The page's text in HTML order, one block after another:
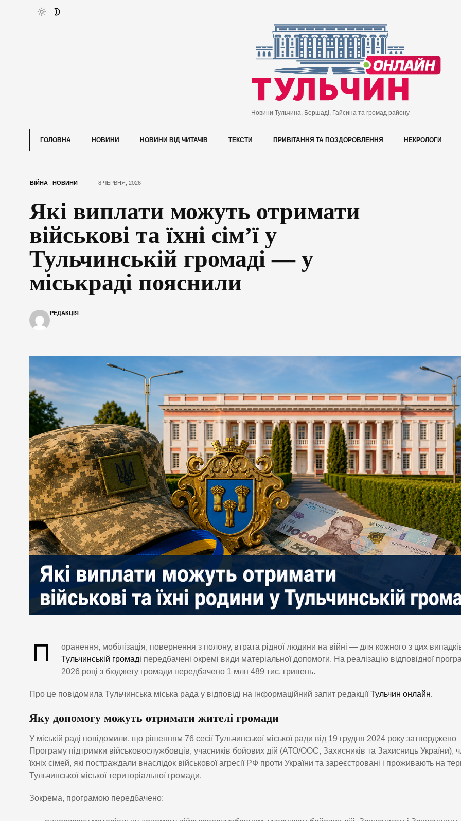
Новини Тульчина, Бершаді, Гайсина та громад району
ГОЛОВНА НОВИНИ НОВИНИ ВІД ЧИТАЧІВ ТЕКСТИ ПРИВІТАННЯ ТА ПОЗДОРОВЛЕННЯ НЕКРОЛОГИ
ВІЙНА НОВИНИ 8 ЧЕРВНЯ, 2026
Які виплати можуть отримати
військові та їхні сім’ї у
Тульчинській громаді — у
міськраді пояснили
РЕДАКЦІЯ
П
оранення, мобілізація, повернення з полону, втрата рідної людини на війні — для кожного з цих
Тульчинській громаді передбачені окремі види матеріальної допомоги. На реалізацію відповідної
2026 році з бюджету громади передбачено 1 млн 489 тис. гривень.
Про це повідомила Тульчинська міська рада у відповіді на інформаційний запит редакціїТульчин онлайн.
Яку допомогу можуть отримати жителі громади
У міській раді повідомили, що рішенням 76 сесії Тульчинської міської ради від 19 грудня 2024 року затверджено
Програму підтримки військовослужбовців, учасників бойових дій (АТО/ООС, Захисників та Захисниць України),
їхніх сімей, які постраждали внаслідок військової агресії РФ проти України та зареєстровані і проживають на
Тульчинської міської територіальної громади.
Зокрема, програмою передбачено: